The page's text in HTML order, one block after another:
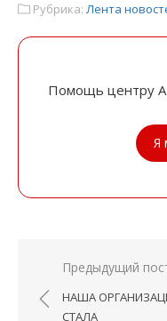
Рубрика: Лента
Помощь центру
Я
Навигация
по
Предыдущий
НАША
СТАЛА